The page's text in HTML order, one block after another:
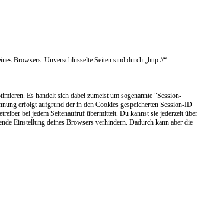
Browsers. Unverschlüsselte Seiten sind durch „http://“
Es handelt sich dabei zumeist um sogenannte "Session-
erfolgt aufgrund der in den Cookies gespeicherten Session-ID
bei jedem Seitenaufruf übermittelt. Du kannst sie jederzeit über
Einstellung deines Browsers verhindern. Dadurch kann aber die